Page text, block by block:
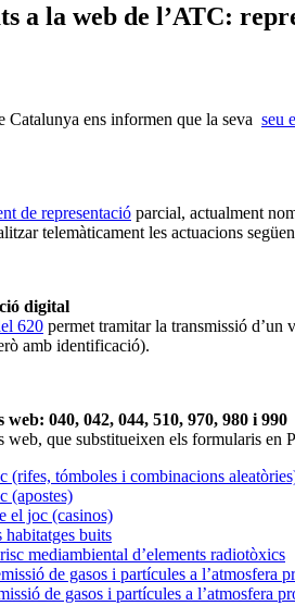
a la web de l’ATC:
Catalunya ens informen que la seva seu
de representació parcial, actualment
telemàticament les actuacions
digital
620 permet tramitar la transmissió d’un
amb identificació).
040, 042, 044, 510, 970, 980 i 990
web, que substitueixen els formularis en
(rifes, tómboles i combinacions
(apostes)
el joc (casinos)
habitatges buits
mediambiental d’elements radiotòxics
de gasos i partícules a l’atmosfera
de gasos i partícules a l’atmosfera